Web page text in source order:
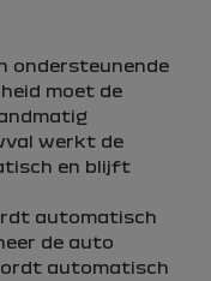
ondersteunende
moet de
werkt de
en blijft
automatisch
de auto
automatisch